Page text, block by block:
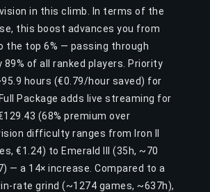
in this climb. In terms of the
this boost advances you from
the top 6% — passing through
89% of all ranked players. Priority
hours (€0.79/hour saved) for
Package adds live streaming for
(68% premium over
difficulty ranges from Iron II
€1.24) to Emerald III (35h, ~70
— a 14× increase. Compared to a
rate grind (~1274 games, ~637h),